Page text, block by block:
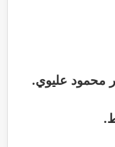
محمود عليوي.